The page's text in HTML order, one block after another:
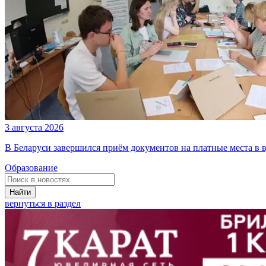
3 августа 2026
В Беларуси завершился приём документов на платные места в
Образование
Найти
вернуться в раздел